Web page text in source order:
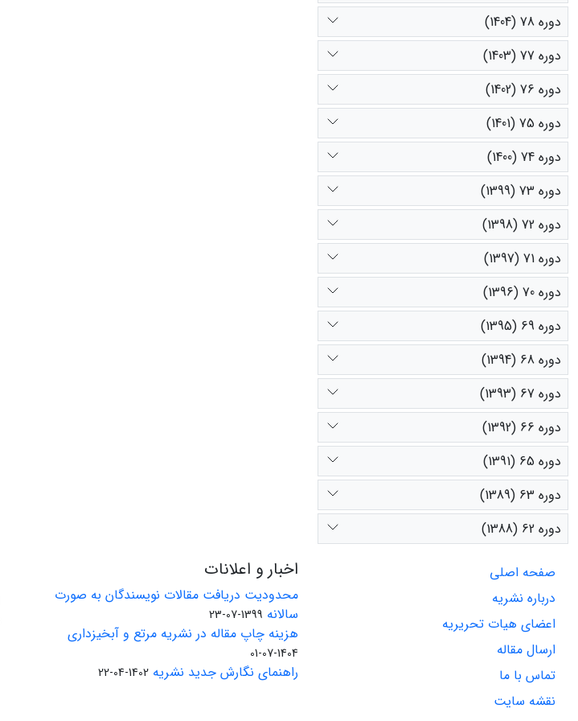
دوره 78 (1404)
دوره 77 (1403)
دوره 76 (1402)
دوره 75 (1401)
دوره 74 (1400)
دوره 73 (1399)
دوره 72 (1398)
دوره 71 (1397)
دوره 70 (1396)
دوره 69 (1395)
دوره 68 (1394)
دوره 67 (1393)
دوره 66 (1392)
دوره 65 (1391)
دوره 63 (1389)
دوره 62 (1388)
صفحه اصلی
درباره نشریه
اعضای هیات تحریریه
ارسال مقاله
تماس با ما
نقشه سایت
اخبار و اعلانات
محدودیت دریافت مقالات نویسندگان به صورت
سالانه 1399-07-23
هزینه چاپ مقاله در نشریه مرتع و آبخیزداری
1404-07-01
راهنمای نگارش جدید نشریه 1402-04-22